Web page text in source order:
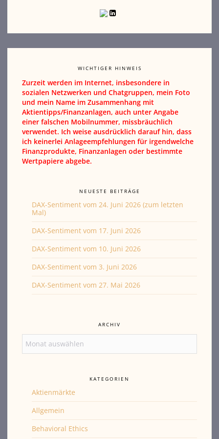
WICHTIGER HINWEIS
Zurzeit werden im Internet, insbesondere in
sozialen Netzwerken und Chatgruppen, mein Foto
und mein Name im Zusammenhang mit
Aktientipps/Finanzanlagen, auch unter Angabe
einer falschen Mobilnummer, missbräuchlich
verwendet. Ich weise ausdrücklich darauf hin, dass
ich keinerlei Anlageempfehlungen für irgendwelche
Finanzprodukte, Finanzanlagen oder bestimmte
Wertpapiere abgebe.
NEUESTE BEITRÄGE
DAX-Sentiment vom 24. Juni 2026 (zum letzten
Mal)
DAX-Sentiment vom 17. Juni 2026
DAX-Sentiment vom 10. Juni 2026
DAX-Sentiment vom 3. Juni 2026
DAX-Sentiment vom 27. Mai 2026
ARCHIV
KATEGORIEN
Aktienmärkte
Allgemein
Behavioral Ethics